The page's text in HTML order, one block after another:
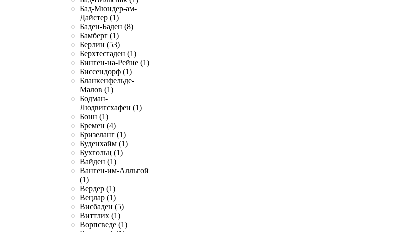
Бад-Мюндер-ам-
Дайстер (1)
Баден-Баден (8)
Бамберг (1)
Берлин (53)
Берхтесгаден (1)
Бинген-на-Рейне (1)
Биссендорф (1)
Бланкенфельде-
Малов (1)
Бодман-
Людвигсхафен (1)
Бонн (1)
Бремен (4)
Бризеланг (1)
Буденхайм (1)
Бухгольц (1)
Вайден (1)
Ванген-им-Алльгой
(1)
Вердер (1)
Вецлар (1)
Висбаден (5)
Виттлих (1)
Ворпсведе (1)